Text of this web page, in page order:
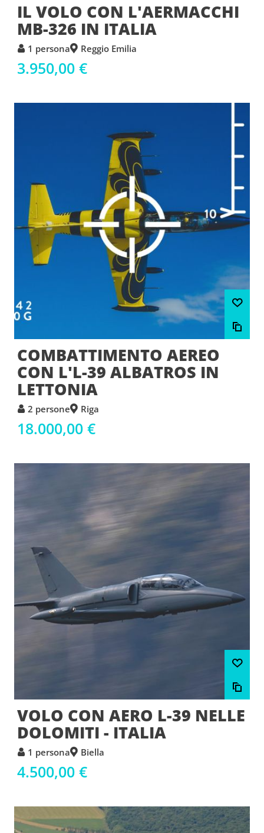
IL VOLO CON L'AERMACCHI
MB-326 IN ITALIA
1 persona Reggio Emilia
3.950,00 €
COMBATTIMENTO AEREO
CON L'L-39 ALBATROS IN
LETTONIA
2 persone Riga
18.000,00 €
VOLO CON AERO L-39 NELLE
DOLOMITI - ITALIA
1 persona Biella
4.500,00 €